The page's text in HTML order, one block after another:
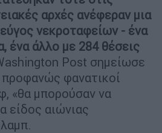
αρχές ανέφεραν μια
νεκροταφείων - ένα
ένα άλλο με 284 θέσεις
Post σημείωσε
προφανώς φανατικοί
«θα μπορούσαν να
είδος αιώνιας